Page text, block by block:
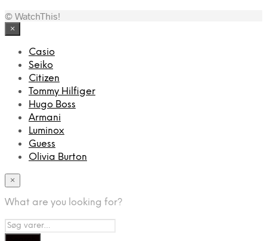
© WatchThis!
×
Casio
Seiko
Citizen
Tommy Hilfiger
Hugo Boss
Armani
Luminox
Guess
Olivia Burton
×
What are you looking for?